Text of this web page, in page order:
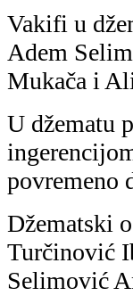
Vakifi u
Adem
Mukača i
U džematu
povremeno
Džematski
Turčinović
Selimović